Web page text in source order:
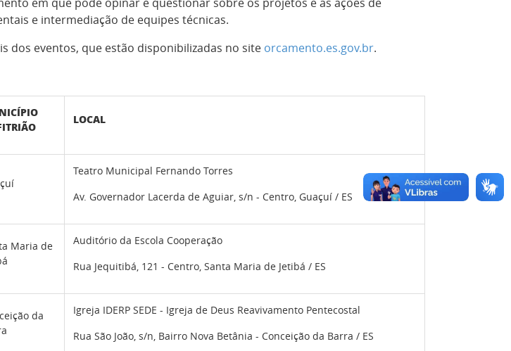
e intermediação de equipes técnicas.
dos eventos, que estão disponibilizadas no site orcamento.es.gov.br.
LOCAL
Teatro Municipal Fernando Torres
Av. Governador Lacerda de Aguiar, s/n - Centro, Guaçuí / ES
Maria de
Auditório da Escola Cooperação
Rua Jequitibá, 121 - Centro, Santa Maria de Jetibá / ES
da
Igreja IDERP SEDE - Igreja de Deus Reavivamento Pentecostal
Rua São João, s/n, Bairro Nova Betânia - Conceição da Barra / ES